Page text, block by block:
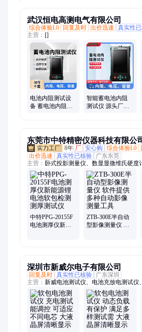
武汉恒电高测电气有限公司
综合体验L0
回复及时 出价迅速 真实性
主营： []
电池内阻测试设
备 蓄电池内阻容
智能蓄电池内阻
测试仪 源头厂家
东莞市中特精密仪器科技有限公
8年 厂 安心购 综合体验L0
出价迅速
真实性已核验
广东东莞
主营： 卧式投影测量仪、数显显微维氏硬度
电池测厚仪、拉力试验机、水平仪、硬度计
镜、视频显微镜、电子显微镜、扭矩检定仪
力计、金相分析显微镜、CCD显微镜、同
1000B显微维氏硬度计、二次元投影仪、分
仪、投影测量仪、万能工具显微镜、二次元
元影像测量仪、二次元测量仪
中特PPG-20155F
电池测厚仪新能
ZTB-300E半自动
型影像测量仪 软
深圳市新威尔电子有限公司
回复及时 真实性已核验
广东深圳
主营： 新威电池测试仪、电池充放电测试仪
新威电池测试系统、蓄电池容量测试仪